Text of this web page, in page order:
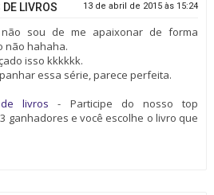
DE LIVROS 13 de abril de 2015 às 15:24
não sou de me apaixonar de forma
não hahaha.
isso kkkkkk.
essa série, parece perfeita.
livros - Participe do nosso top
ganhadores e você escolhe o livro que